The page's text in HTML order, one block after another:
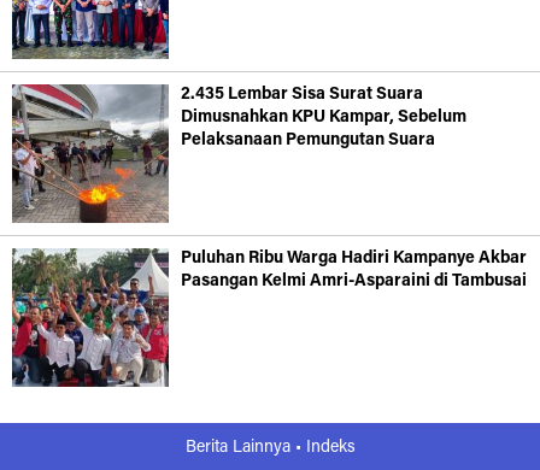
2.435 Lembar Sisa Surat Suara
Dimusnahkan KPU Kampar, Sebelum
Pelaksanaan Pemungutan Suara
Puluhan Ribu Warga Hadiri Kampanye Akbar
Pasangan Kelmi Amri-Asparaini di Tambusai
Berita Lainnya • Indeks